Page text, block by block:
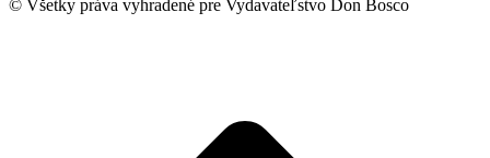
© Všetky práva vyhradené pre Vydavateľstvo Don Bosco